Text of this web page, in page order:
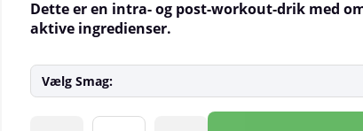
Dette er en intra- og post-workout-drik med
aktive ingredienser.
Vælg Smag: